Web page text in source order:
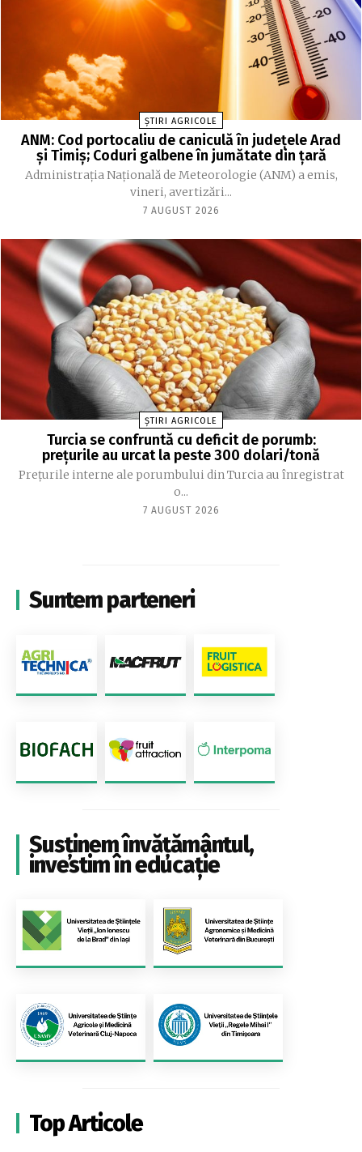
ȘTIRI AGRICOLE
ANM: Cod portocaliu de caniculă în judeţele Arad
şi Timiş; Coduri galbene în jumătate din ţară
Administraţia Naţională de Meteorologie (ANM) a emis,
vineri, avertizări...
7 AUGUST 2026
ȘTIRI AGRICOLE
Turcia se confruntă cu deficit de porumb:
prețurile au urcat la peste 300 dolari/tonă
Prețurile interne ale porumbului din Turcia au înregistrat
o...
7 AUGUST 2026
Suntem parteneri
Susținem învățământul,
investim în educație
Top Articole